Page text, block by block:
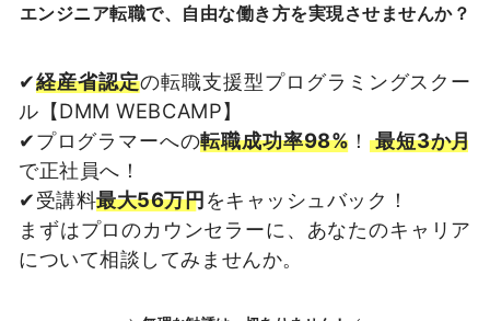
エンジニア転職で、自由な働き方を実現させませんか？
✔経産省認定の転職支援型プログラミングスクー
ル【DMM WEBCAMP】
✔プログラマーへの転職成功率98% ！最短3か月
で正社員へ！
✔受講料最大56万円をキャッシュバック！
まずはプロのカウンセラーに、あなたのキャリア
について相談してみませんか。